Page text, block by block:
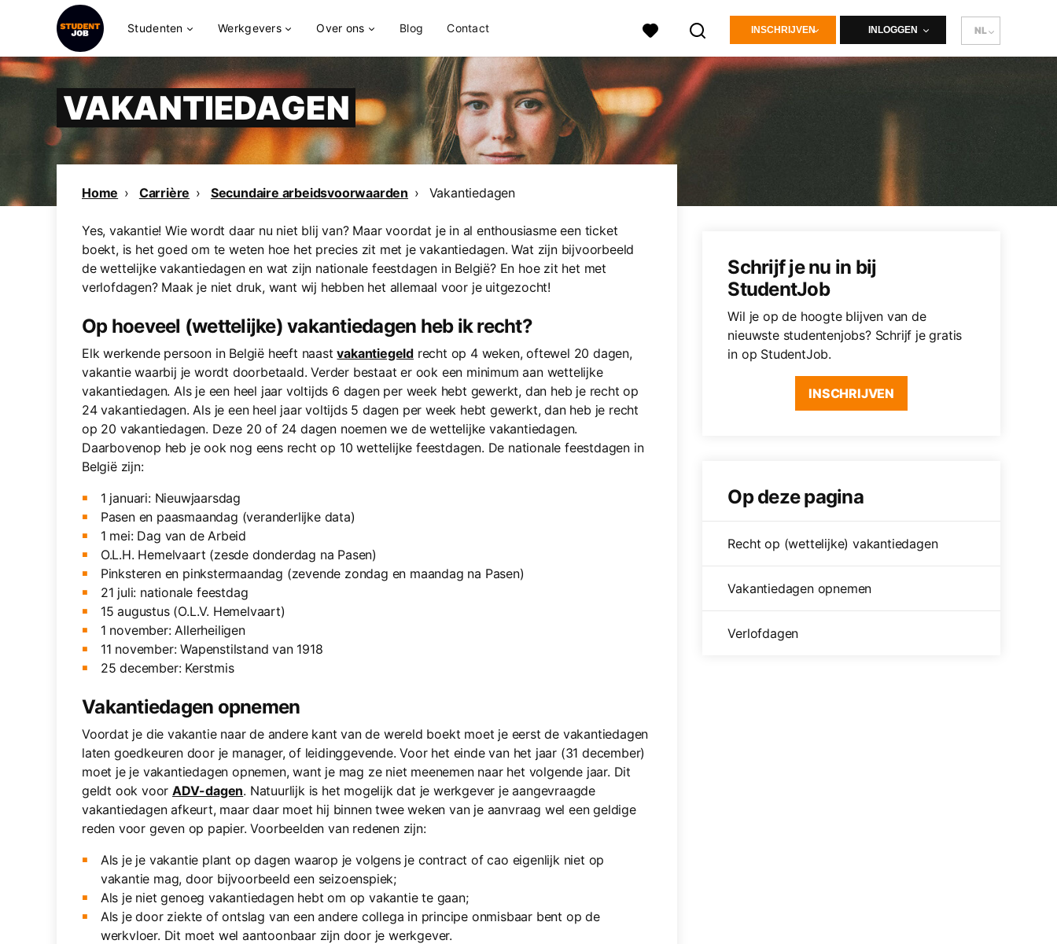
Studenten Werkgevers Over ons Blog Contact INSCHRIJVEN INLOGGEN NL
VAKANTIEDAGEN
Home Carrière Secundaire arbeidsvoorwaarden Vakantiedagen
Yes, vakantie! Wie wordt daar nu niet blij van? Maar voordat je in al enthousiasme een ticket
boekt, is het goed om te weten hoe het precies zit met je vakantiedagen. Wat zijn bijvoorbeeld
de wettelijke vakantiedagen en wat zijn nationale feestdagen in België? En hoe zit het met
verlofdagen? Maak je niet druk, want wij hebben het allemaal voor je uitgezocht!
Op hoeveel (wettelijke) vakantiedagen heb ik recht?
Elk werkende persoon in België heeft naastvakantiegeld recht op 4 weken, oftewel 20 dagen,
vakantie waarbij je wordt doorbetaald. Verder bestaat er ook een minimum aan wettelijke
vakantiedagen. Als je een heel jaar voltijds 6 dagen per week hebt gewerkt, dan heb je recht op
24 vakantiedagen. Als je een heel jaar voltijds 5 dagen per week hebt gewerkt, dan heb je recht
op 20 vakantiedagen. Deze 20 of 24 dagen noemen we de wettelijke vakantiedagen.
Daarbovenop heb je ook nog eens recht op 10 wettelijke feestdagen. De nationale feestdagen in
België zijn:
1 januari: Nieuwjaarsdag
Pasen en paasmaandag (veranderlijke data)
1 mei: Dag van de Arbeid
O.L.H. Hemelvaart (zesde donderdag na Pasen)
Pinksteren en pinkstermaandag (zevende zondag en maandag na Pasen)
21 juli: nationale feestdag
15 augustus (O.L.V. Hemelvaart)
1 november: Allerheiligen
11 november: Wapenstilstand van 1918
25 december: Kerstmis
Vakantiedagen opnemen
Voordat je die vakantie naar de andere kant van de wereld boekt moet je eerst de vakantiedagen
laten goedkeuren door je manager, of leidinggevende. Voor het einde van het jaar (31 december)
moet je je vakantiedagen opnemen, want je mag ze niet meenemen naar het volgende jaar. Dit
geldt ook voorADV-dagen. Natuurlijk is het mogelijk dat je werkgever je aangevraagde
vakantiedagen afkeurt, maar daar moet hij binnen twee weken van je aanvraag wel een geldige
reden voor geven op papier. Voorbeelden van redenen zijn:
Als je je vakantie plant op dagen waarop je volgens je contract of cao eigenlijk niet op
vakantie mag, door bijvoorbeeld een seizoenspiek;
Als je niet genoeg vakantiedagen hebt om op vakantie te gaan;
Als je door ziekte of ontslag van een andere collega in principe onmisbaar bent op de
werkvloer. Dit moet wel aantoonbaar zijn door je werkgever.
Schrijf je nu in bij
StudentJob
Wil je op de hoogte blijven van de
nieuwste studentenjobs? Schrijf je gratis
in op StudentJob.
INSCHRIJVEN
Op deze pagina
Recht op (wettelijke) vakantiedagen
Vakantiedagen opnemen
Verlofdagen